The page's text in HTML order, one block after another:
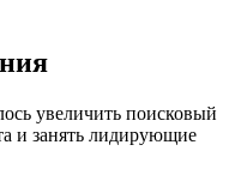
увеличить поисковый
и занять лидирующие